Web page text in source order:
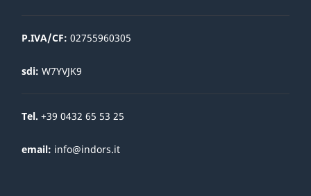
P.IVA/CF: 02755960305
sdi: W7YVJK9
Tel. +39 0432 65 53 25
email: info@indors.it